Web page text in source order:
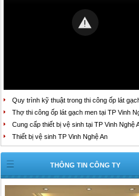
Quy trình kỹ thuật trong thi công ốp lát
Thợ thi công ốp lát gạch men tại TP Vinh
Cung cấp thiết bị vệ sinh tại TP Vinh Nghệ
Thiết bị vệ sinh TP Vinh Nghệ An
THÔNG TIN CÔNG TY